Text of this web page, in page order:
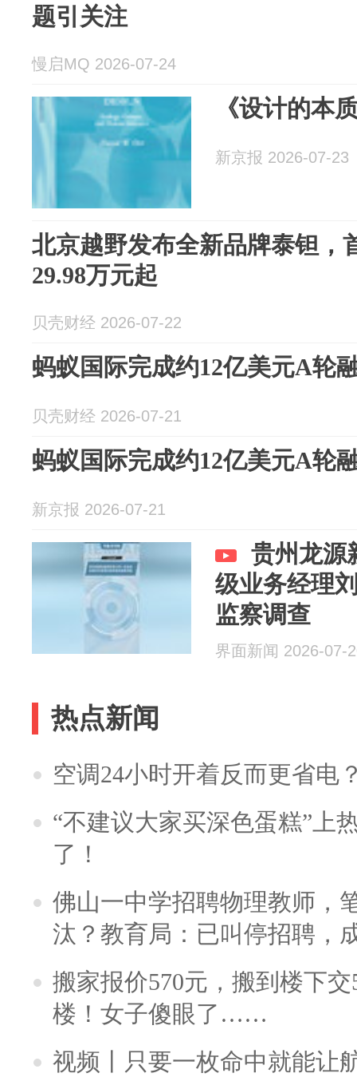
题引关注
慢启MQ 2026-07-24
《设计的本
新京报 2026-07-23
北京越野发布全新品牌泰钽，
29.98万元起
贝壳财经 2026-07-22
蚂蚁国际完成约12亿美元A轮
贝壳财经 2026-07-21
蚂蚁国际完成约12亿美元A轮
新京报 2026-07-21
贵州龙源
级业务经理
监察调查
界面新闻 2026-07-
热点新闻
空调24小时开着反而更省电
“不建议大家买深色蛋糕”上
了！
佛山一中学招聘物理教师，
汰？教育局：已叫停招聘，
搬家报价570元，搬到楼下
楼！女子傻眼了……
视频丨只要一枚命中就能让